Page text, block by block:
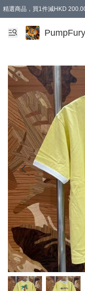
精選商品，買1件減HKD
AAPE商品,會員專享9折或以
精選商品，任選買2件或以上減
購物滿 HKD 800.00即享免運